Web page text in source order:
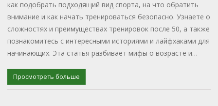
как подобрать подходящий вид спорта, на что обратить
внимание и как начать тренироваться безопасно. Узнаете о
сложностях и преимуществах тренировок после 50, а также
познакомитесь с интересными историями и лайфхаками для
начинающих. Эта статья разбивает мифы о возрасте и
практические советы для комфортного и безопасного
старта.
Просмотреть больше